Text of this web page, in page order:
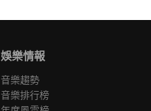
娛樂情報
音樂趨勢
音樂排行榜